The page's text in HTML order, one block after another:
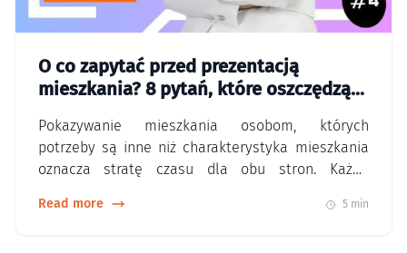
O co zapytać przed prezentacją
mieszkania? 8 pytań, które oszczędzą
Pokazywanie mieszkania osobom, których
potrzeby są inne niż charakterystyka mieszkania
oznacza stratę czasu dla obu stron. Każda
okres, w którym mieszkanie stoi puste. Im
Read more 5 min